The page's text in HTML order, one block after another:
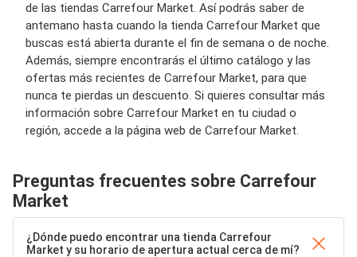
de las tiendas Carrefour Market. Así podrás saber de
antemano hasta cuando la tienda Carrefour Market que
buscas está abierta durante el fin de semana o de noche.
Además, siempre encontrarás el último catálogo y las
ofertas más recientes de Carrefour Market, para que
nunca te pierdas un descuento. Si quieres consultar más
información sobre Carrefour Market en tu ciudad o
región, accede a la página web de Carrefour Market.
Preguntas frecuentes sobre Carrefour
Market
¿Dónde puedo encontrar una tienda Carrefour
Market y su horario de apertura actual cerca de mí?